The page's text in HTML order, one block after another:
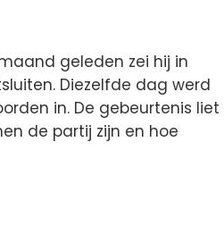
geleden zei hij in
Diezelfde dag werd
in. De gebeurtenis liet
de partij zijn en hoe